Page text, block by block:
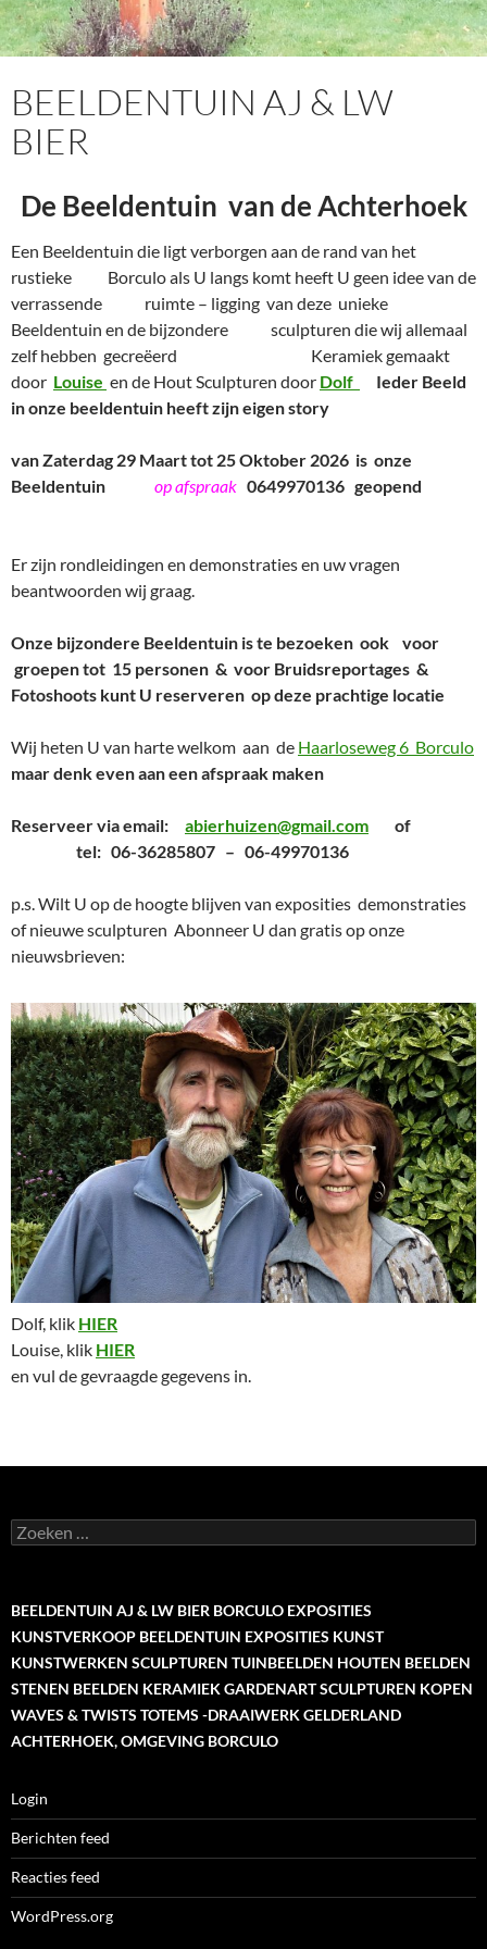
BEELDENTUIN AJ & LW
BIER
De Beeldentuin van de Achterhoek
Een Beeldentuin die ligt verborgen aan de rand van het
rustieke Borculo als U langs komt heeft U geen idee van de
verrassende ruimte – ligging van deze unieke
Beeldentuin en de bijzondere sculpturen die wij allemaal
zelf hebben gecreëerd Keramiek gemaakt
door Louise en de Hout Sculpturen door Dolf Ieder Beeld
in onze beeldentuin heeft zijn eigen story
van Zaterdag 29 Maart tot 25 Oktober 2026 is onze
Beeldentuin
op afspraak 0649970136 geopend
Er zijn rondleidingen en demonstraties en uw vragen
beantwoorden wij graag.
Onze bijzondere Beeldentuin is te bezoeken ook voor
groepen tot 15 personen & voor Bruidsreportages &
Fotoshoots kunt U reserveren op deze prachtige locatie
Wij heten U van harte welkom aan de Haarloseweg 6 Borculo
maar denk even aan een afspraak maken
Reserveer via email: abierhuizen@gmail.com of
tel: 06-36285807 – 06-49970136
p.s. Wilt U op de hoogte blijven van exposities demonstraties
of nieuwe sculpturen Abonneer U dan gratis op onze
nieuwsbrieven:
Dolf, klik HIER
Louise, klik HIER
en vul de gevraagde gegevens in.
Zoeken
naar:
BEELDENTUIN AJ & LW BIER BORCULO EXPOSITIES
KUNSTVERKOOP BEELDENTUIN EXPOSITIES KUNST
KUNSTWERKEN SCULPTUREN TUINBEELDEN HOUTEN BEELDEN
STENEN BEELDEN KERAMIEK GARDENART SCULPTUREN KOPEN
WAVES & TWISTS TOTEMS -DRAAIWERK GELDERLAND
ACHTERHOEK, OMGEVING BORCULO
Login
Berichten feed
Reacties feed
WordPress.org